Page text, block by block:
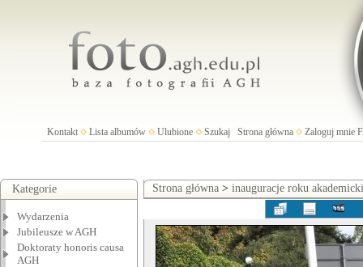
Kontakt Lista albumów Ulubione Szukaj Strona główna Zaloguj mnie
Kategorie
Wydarzenia
Jubileusze w AGH
Doktoraty honoris causa
AGH
Strona główna > inauguracje roku